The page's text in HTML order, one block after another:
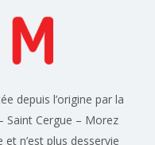
depuis l’origine par la
Saint Cergue – Morez
n’est plus desservie